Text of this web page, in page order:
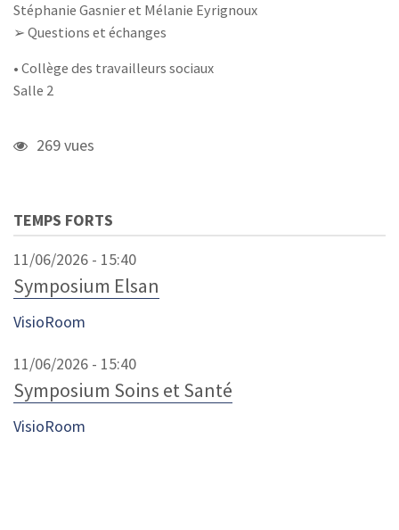
Stéphanie Gasnier et Mélanie Eyrignoux
➢ Questions et échanges
• Collège des travailleurs sociaux
Salle 2
269 vues
TEMPS FORTS
11/06/2026 - 15:40
Symposium Elsan
VisioRoom
11/06/2026 - 15:40
Symposium Soins et Santé
VisioRoom